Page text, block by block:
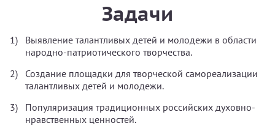
Задачи
Выявление талантливых детей и молодежи в области
народно-патриотического творчества.
Создание площадки для творческой самореализации
талантливых детей и молодежи.
Популяризация традиционных российских духовно-
нравственных ценностей.